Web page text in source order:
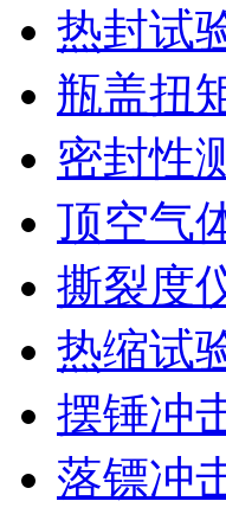
热封试
瓶盖扭
密封性
顶空气
撕裂度
热缩试
摆锤冲
落镖冲